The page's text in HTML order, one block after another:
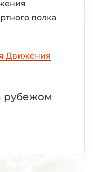
полка
Движения
рубежом